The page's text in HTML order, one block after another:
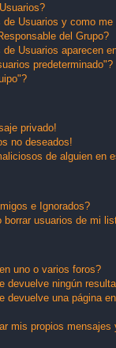
Usuarios y como me
del Grupo?
Usuarios aparecen
predeterminado"?
privado!
no deseados!
de alguien en
e Ignorados?
borrar usuarios de mi
uno o varios foros?
devuelve ningún
devuelve una página
mis propios mensajes